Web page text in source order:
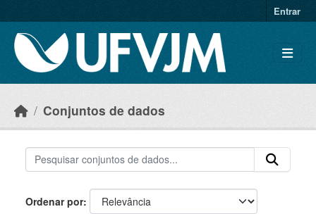
Entrar
Conjuntos de dados
Ordenar por